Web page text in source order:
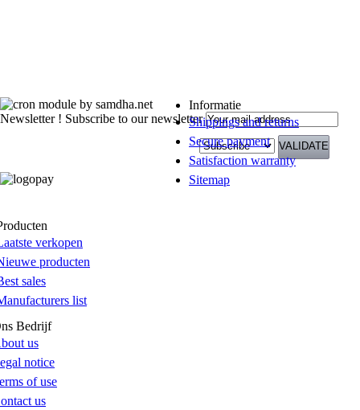
Newsletter ! Subscribe to our newsletter
Informatie
Shippings and returns
Secure payment
Satisfaction warranty
Sitemap
verkopen
producten
sales
list
Bedrijf
us
notice
of use
us